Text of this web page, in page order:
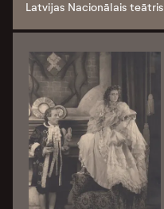
Latvijas Nacionālais teātris